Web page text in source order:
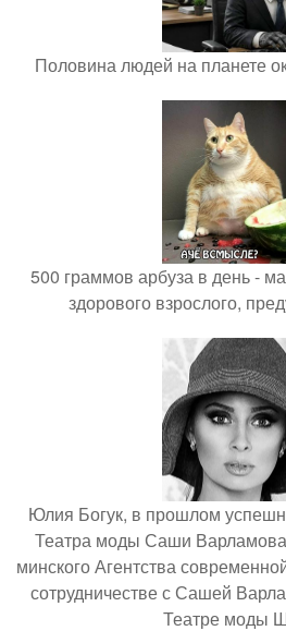
Половина людей на планете
500 граммов арбуза в день -
здорового взрослого,
Юлия Богук, в прошлом
Театра моды Саши
минского Агентства
сотрудничестве с Сашей
Театре моды